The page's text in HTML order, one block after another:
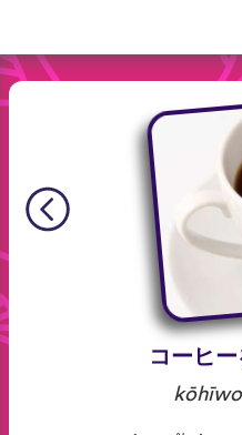
コーヒー